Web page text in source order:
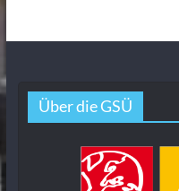
Über die GSÜ